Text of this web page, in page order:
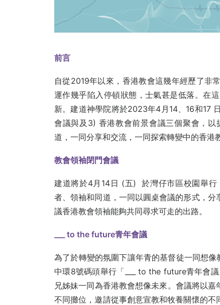
前言
自從2019年以來，香港教會這幾年經歷了
運作幾乎陷入停頓狀態，士氣甚是低落。在
新。建道神學院將於2023年4月14、16和17
會議與及3) 香港教會前景會議三個聚會，
道，一同分享和交流，一同探索轉變中的香港
教會領袖閉門會議
建道將於4月14日 (五) 於灣仔市區校園舉行
者、領袖和同道，一同以圓桌會議的形式，
議香港教會領袖能夠共同尋求可走的出路。
___ to the future青年會議
為了於轉變的氛圍下讓年青的基督徒一同想
中環8號碼頭舉行「___ to the future青年會
兄姊妹一同為香港教會想像未來。會議將以
不同攤位，邀請從事創意宣教和牧養關懷的